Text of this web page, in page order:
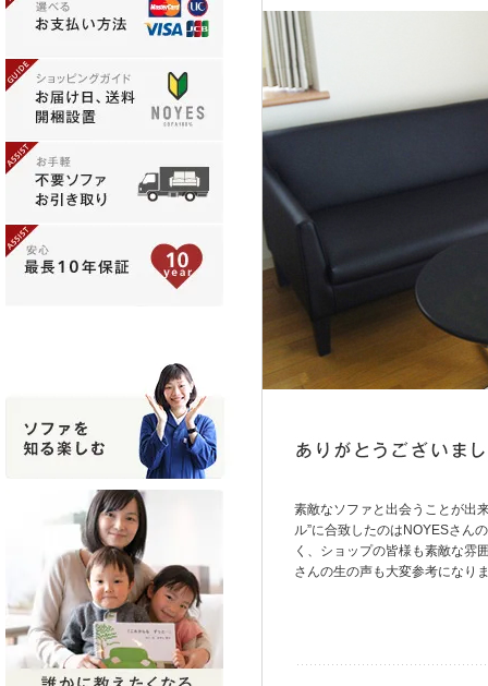
素敵なソファと出会うことが出
ル”に合致したのはNOYESさん
く、ショップの皆様も素敵な雰
さんの生の声も大変参考になり